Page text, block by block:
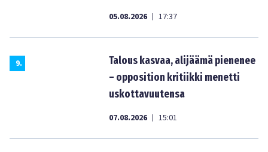
05.08.2026 | 17:37
9.
Talous kasvaa, alijäämä pienenee
– opposition kritiikki menetti
uskottavuutensa
07.08.2026 | 15:01